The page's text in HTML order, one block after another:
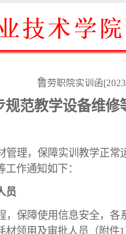
劳职院实训函
规范教学设备维修
管理，保障实训教学正常
作通知如下：
员
保障使用信息安全，各
材领用及审批人员（附件